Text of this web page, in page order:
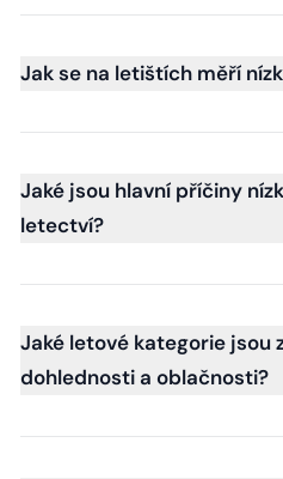
Jak se na letištích měří
Jaké jsou hlavní příčiny
letectví?
Jaké letové kategorie jsou
dohlednosti a oblačnosti?